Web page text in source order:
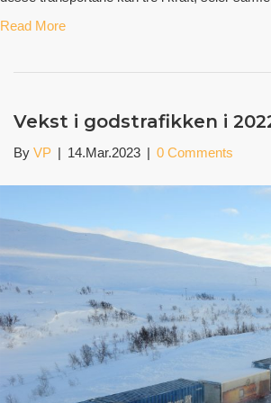
Read More
Vekst i godstrafikken i
By VP | 14.Mar.2023 | 0 Comments